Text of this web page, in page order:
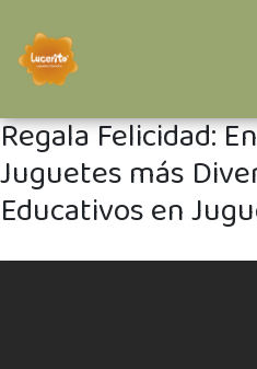
Regala Felicidad:
Juguetes más
Educativos en